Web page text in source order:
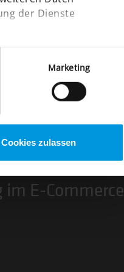
der Dienste
Marketing
Cookies zulassen
KI-
E-Commerce